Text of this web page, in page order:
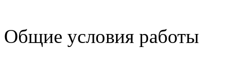
Общие условия работы